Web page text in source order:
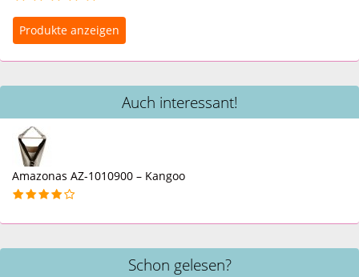
Auch interessant!
Amazonas AZ-1010900 – Kangoo
Schon gelesen?